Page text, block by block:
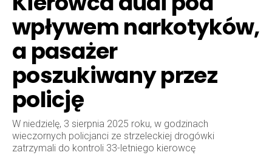
wpływem narkotyków,
a pasażer
poszukiwany przez
policję
W niedzielę, 3 sierpnia 2025 roku, w godzinach
wieczornych policjanci ze strzeleckiej drogówki
zatrzymali do kontroli 33-letniego kierowcę